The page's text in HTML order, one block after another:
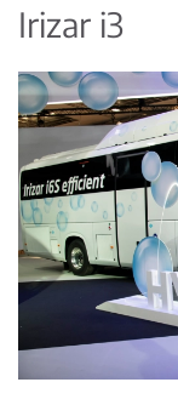
Irizar i3